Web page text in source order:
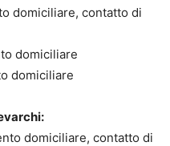
domiciliare, contatto di
domiciliare
domiciliare
domiciliare, contatto di